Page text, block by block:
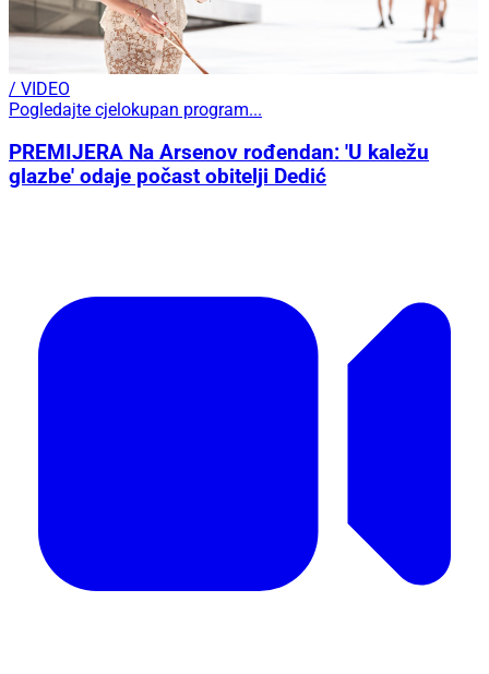
/ VIDEO
Pogledajte cjelokupan program...
PREMIJERA Na Arsenov rođendan: 'U kaležu
glazbe' odaje počast obitelji Dedić